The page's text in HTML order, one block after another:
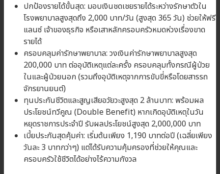
ปกป้องรายได้ขั้นสุด: มอบเงินชดเชยรายได้ระหว่างรักษาตัวใน
โรงพยาบาลสูงสุดถึง 2,000 บาท/วัน (สูงสุด 365 วัน) ช่วยให้ฟรี
แลนซ์ เจ้าของธุรกิจ หรือเสาหลักครอบครัวหมดห่วงเรื่องขาด
รายได้
ครอบคลุมค่ารักษาพยาบาล: วงเงินค่ารักษาพยาบาลสูงสุด
200,000 บาท ต่ออุบัติเหตุแต่ละครั้ง ครอบคลุมทั้งกรณีผู้ป่วย
ในและผู้ป่วยนอก (รวมถึงอุบัติเหตุจากการขับขี่หรือโดยสารรถ
จักรยานยนต์)
ทุนประกันชีวิตและสูญเสียอวัยวะสูงสุด 2 ล้านบาท: พร้อมผล
ประโยชน์ทวีคูณ (Double Benefit) หากเกิดอุบัติเหตุในวัน
หยุดราชการประจำปี รับผลประโยชน์สูงสุด 2,000,000 บาท
เบี้ยประกันสุดคุ้มค่า: เริ่มต้นเพียง 1,190 บาทต่อปี (เฉลี่ยเพียง
วันละ 3 บาทกว่าๆ) แต่ได้รับความคุ้มครองที่ช่วยให้คุณและ
ครอบครัวใช้ชีวิตได้อย่างไร้ความกังวล